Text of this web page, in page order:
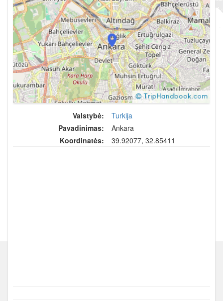
Valstybė:
Turkija
Pavadinimas:
Ankara
Koordinatės:
39.92077, 32.85411